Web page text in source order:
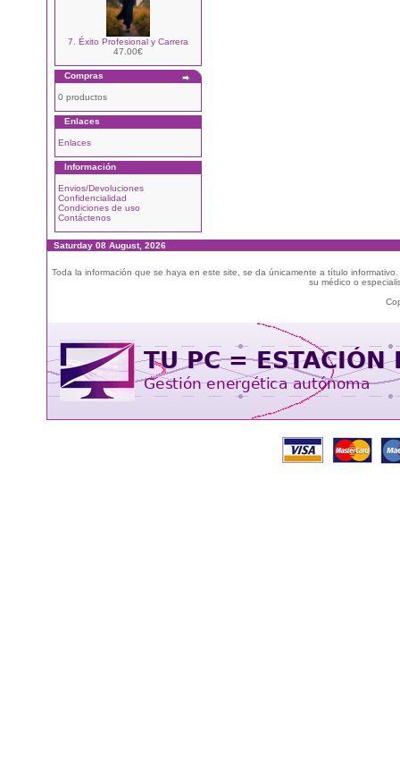
7. Éxito Profesional y Carrera
47.00€
Compras
0 productos
Enlaces
Enlaces
Información
Envios/Devoluciones
Confidencialidad
Condiciones de uso
Contáctenos
Saturday 08 August, 2026
Toda la información que se haya en este site, se da únicamente a título
su médico o